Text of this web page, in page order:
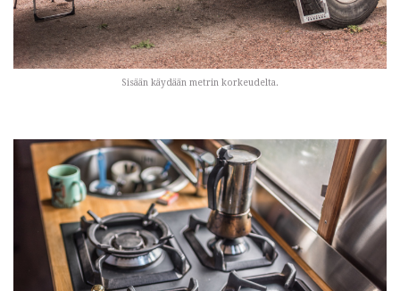
Sisään käydään metrin korkeudelta.